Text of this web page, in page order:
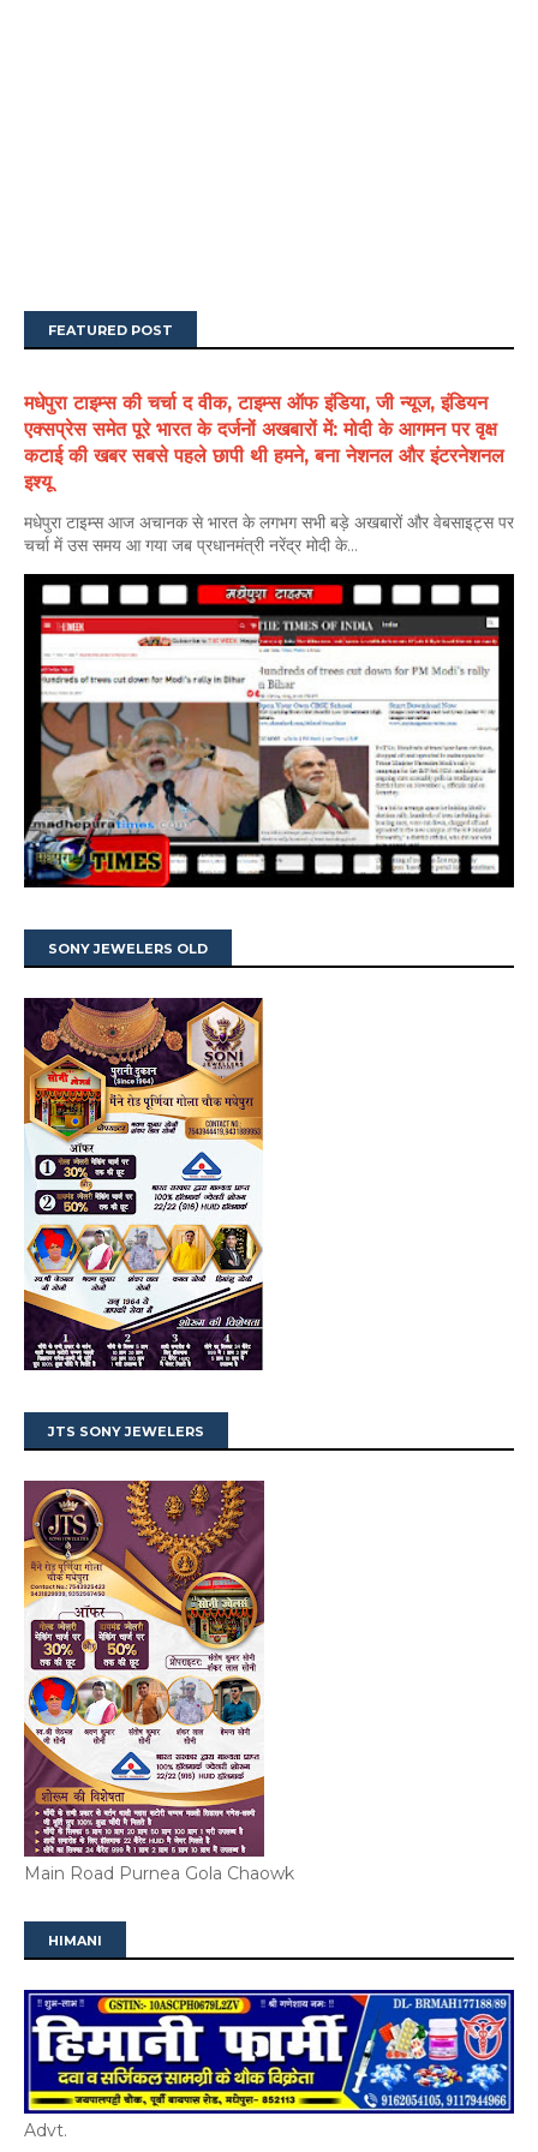
FEATURED POST
मधेपुरा टाइम्स की चर्चा द वीक, टाइम्स ऑफ इंडिया, जी न्यूज, इंडियन
एक्सप्रेस समेत पूरे भारत के दर्जनों अखबारों में: मोदी के आगमन पर वृक्ष
कटाई की खबर सबसे पहले छापी थी हमने, बना नेशनल और इंटरनेशनल
इश्यू
मधेपुरा टाइम्स आज अचानक से भारत के लगभग सभी बड़े अखबारों और वेबसाइट्स पर
चर्चा में उस समय आ गया जब प्रधानमंत्री नरेंद्र मोदी के...
SONY JEWELERS OLD
JTS SONY JEWELERS
Main Road Purnea Gola Chaowk
HIMANI
Advt.